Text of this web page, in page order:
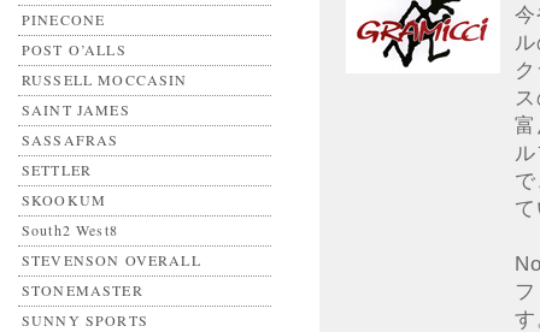
PINECONE
POST O’ALLS
RUSSELL MOCCASIN
SAINT JAMES
SASSAFRAS
SETTLER
SKOOKUM
South2 West8
STEVENSON OVERALL
STONEMASTER
SUNNY SPORTS